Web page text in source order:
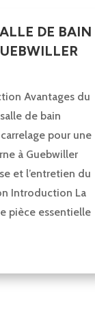
DE BAIN
Avantages du
de bain
pour une
à Guebwiller
et l’entretien du
Introduction La
pièce essentielle